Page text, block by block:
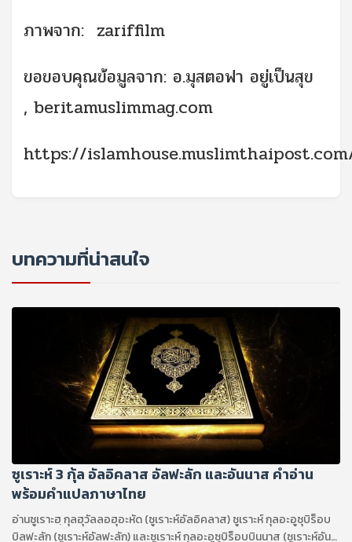
ภาพจาก: zariffilm
ขอขอบคุณข้อมูลจาก: อ.มุสตอฟา อยู่เป็นสุข
, beritamuslimmag.com
https://
บทความที่น่าสนใจ
ซูเราะห์ 3 กุ้ล อัลอิคลาส อัลฟะลัก และอันนาส คำอ่าน
พร้อมคำแปลภาษาไทย
อ่านซูเราะฮฺ กุลฮุวัลลอฮุอะหัด (ซูเราะห์อัลอิคลาส) ซูเราะห์ กุลอะอูซุบิร็อบ
บิลฟะลัก (ซูเราะห์อัลฟะลัก) และซูเราะห์ กุลอะอูซุบิร็อบบินนาส (ซูเราะห์อัน